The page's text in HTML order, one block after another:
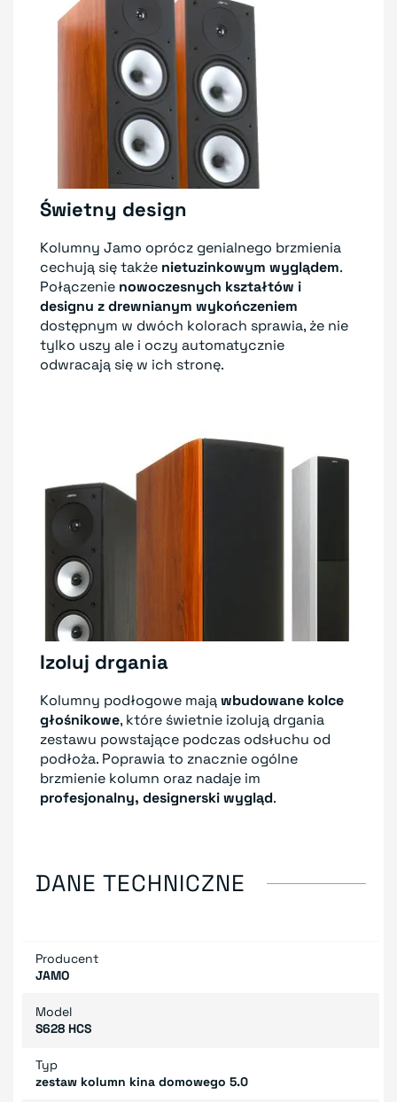
Świetny design
Kolumny Jamo oprócz genialnego brzmienia
cechują się także nietuzinkowym wyglądem.
Połączenie nowoczesnych kształtów i
designu z drewnianym wykończeniem
dostępnym w dwóch kolorach sprawia, że nie
tylko uszy ale i oczy automatycznie
odwracają się w ich stronę.
Izoluj drgania
Kolumny podłogowe mająwbudowane kolce
głośnikowe, które świetnie izolują drgania
zestawu powstające podczas odsłuchu od
podłoża. Poprawia to znacznie ogólne
brzmienie kolumn oraz nadaje im
profesjonalny, designerski wygląd.
DANE TECHNICZNE
Producent
JAMO
Model
S628 HCS
Typ
zestaw kolumn kina domowego 5.0